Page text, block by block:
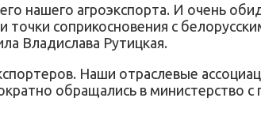
нашего агроэкспорта. И очень
соприкосновения с
Владислава Рутицкая.
Наши отраслевые
обращались в министерство